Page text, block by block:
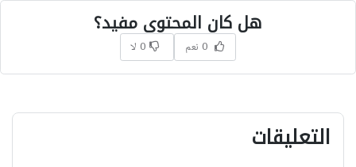
هل كان المحتوى مفيد؟
0 نعم 0 لا
التعليقات